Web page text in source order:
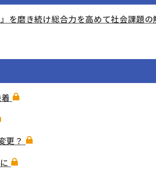
磨き続け総合力を高めて社会課題の
更？